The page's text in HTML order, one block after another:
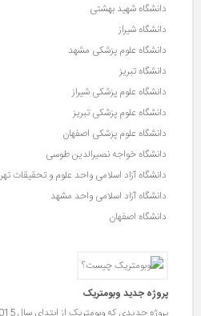
دانشگاه شهید بهشتی
دانشگاه شیراز
دانشگاه علوم پزشکی مشهد
دانشگاه تبریز
دانشگاه علوم پزشکی شیراز
دانشگاه علوم پزشکی تبریز
دانشگاه علوم پزشکی اصفهان
دانشگاه خواجه نصیرالدین طوسی
دانشگاه آزاد اسلامی واحد علوم و تحقیقات
دانشگاه آزاد اسلامی واحد مشهد
دانشگاه اصفهان
پروژه جدید وبومتریک